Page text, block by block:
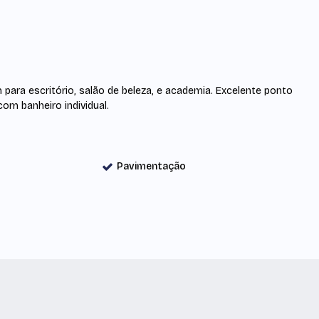
escritório, salão de beleza, e academia. Excelente ponto
banheiro individual.
Pavimentação